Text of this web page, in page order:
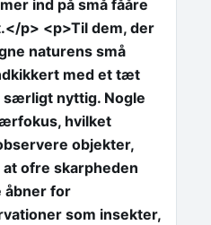
ind på små fååre
p> <p>Til dem, der
naturens små
med et tæt
nyttig. Nogle
hvilket
objekter,
ofre skarpheden
åbner for
som insekter,